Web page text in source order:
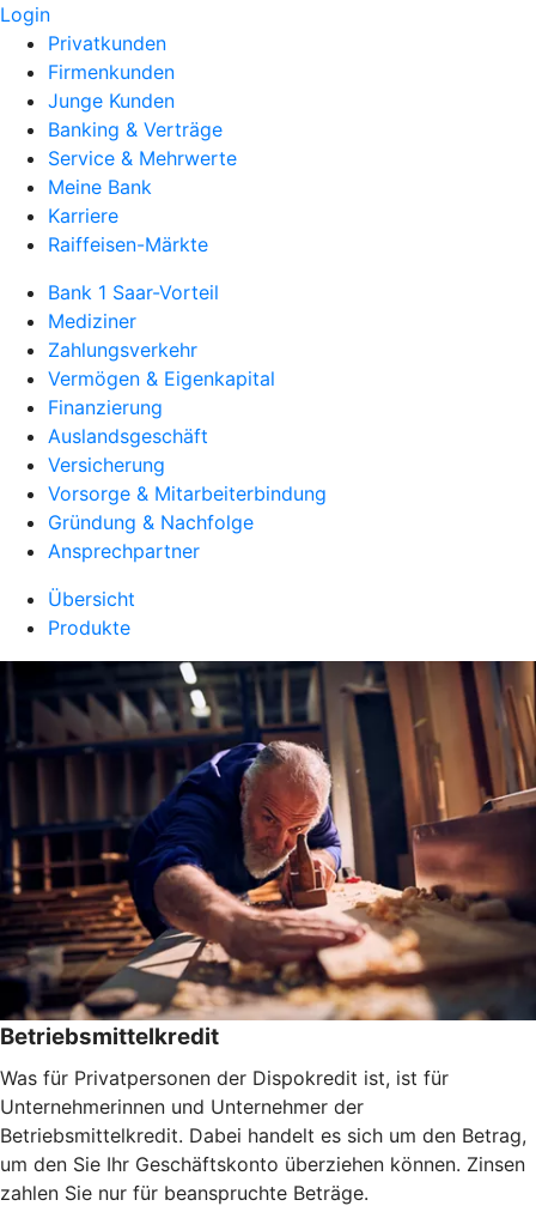
Login
Privatkunden
Firmenkunden
Junge Kunden
Banking & Verträge
Service & Mehrwerte
Meine Bank
Karriere
Raiffeisen-Märkte
Bank 1 Saar-Vorteil
Mediziner
Zahlungsverkehr
Vermögen & Eigenkapital
Finanzierung
Auslandsgeschäft
Versicherung
Vorsorge & Mitarbeiterbindung
Gründung & Nachfolge
Ansprechpartner
Übersicht
Produkte
Betriebsmittelkredit
Was für Privatpersonen der Dispokredit ist, ist für
Unternehmerinnen und Unternehmer der
Betriebsmittelkredit. Dabei handelt es sich um den Betrag,
um den Sie Ihr Geschäftskonto überziehen können. Zinsen
zahlen Sie nur für beanspruchte Beträge.